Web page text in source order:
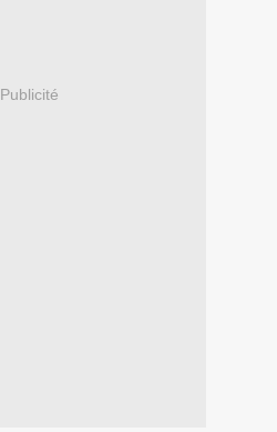
Publicité